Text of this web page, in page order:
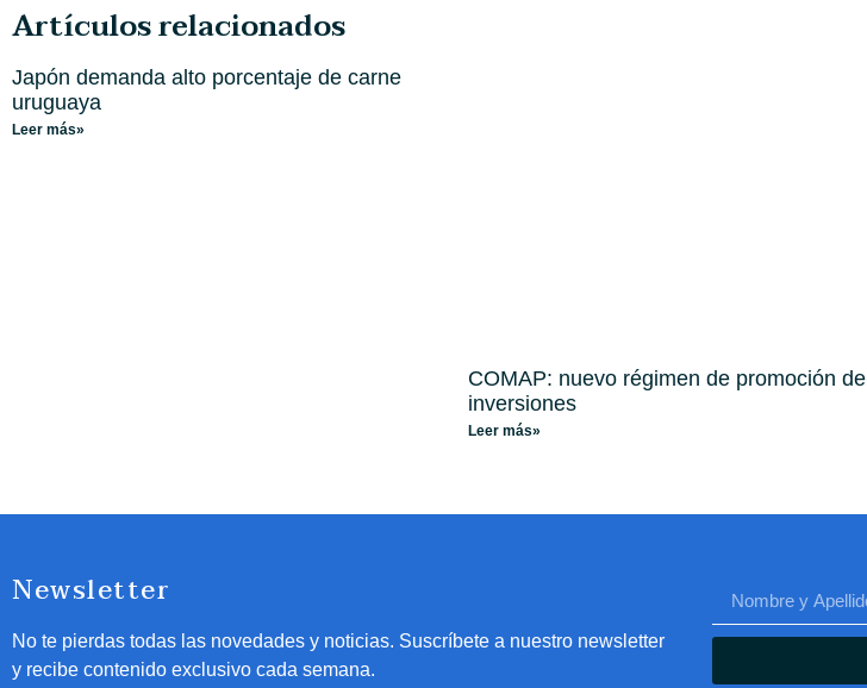
Artículos relacionados
Japón demanda alto porcentaje de carne
uruguaya
Leer más»
COMAP: nuevo régimen de promoción de
inversiones
Leer más»
Newsletter
No te pierdas todas las novedades y noticias. Suscríbete a nuestro newsletter
y recibe contenido exclusivo cada semana.